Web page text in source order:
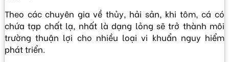
Theo các chuyên gia về thủy, hải sản, khi tôm, cá có
chứa tạp chất lạ, nhất là dạng lỏng sẽ trở thành môi
trường thuận lợi cho nhiều loại vi khuẩn nguy hiểm
phát triển.